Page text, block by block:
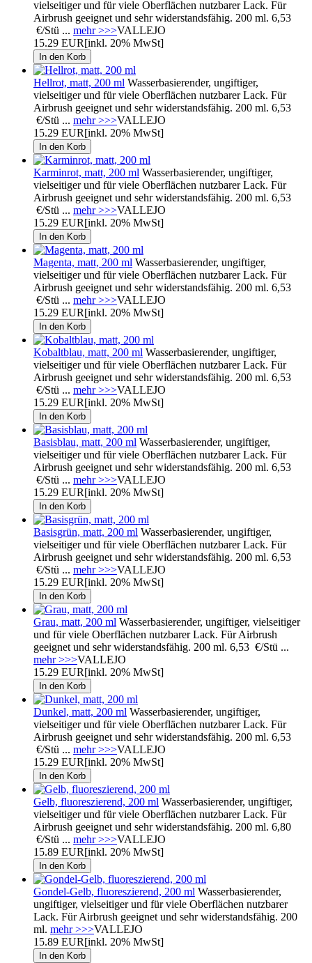
vielseitiger und für viele Oberflächen nutzbarer Lack. Für
Airbrush geeignet und sehr widerstandsfähig. 200 ml. 6,53
€/Stü ... mehr >>>VALLEJO
15.29 EUR[inkl. 20% MwSt]
Hellrot, matt, 200 ml Wasserbasierender, ungiftiger,
vielseitiger und für viele Oberflächen nutzbarer Lack. Für
Airbrush geeignet und sehr widerstandsfähig. 200 ml. 6,53
€/Stü ... mehr >>>VALLEJO
15.29 EUR[inkl. 20% MwSt]
Karminrot, matt, 200 ml Wasserbasierender, ungiftiger,
vielseitiger und für viele Oberflächen nutzbarer Lack. Für
Airbrush geeignet und sehr widerstandsfähig. 200 ml. 6,53
€/Stü ... mehr >>>VALLEJO
15.29 EUR[inkl. 20% MwSt]
Magenta, matt, 200 ml Wasserbasierender, ungiftiger,
vielseitiger und für viele Oberflächen nutzbarer Lack. Für
Airbrush geeignet und sehr widerstandsfähig. 200 ml. 6,53
€/Stü ... mehr >>>VALLEJO
15.29 EUR[inkl. 20% MwSt]
Kobaltblau, matt, 200 ml Wasserbasierender, ungiftiger,
vielseitiger und für viele Oberflächen nutzbarer Lack. Für
Airbrush geeignet und sehr widerstandsfähig. 200 ml. 6,53
€/Stü ... mehr >>>VALLEJO
15.29 EUR[inkl. 20% MwSt]
Basisblau, matt, 200 ml Wasserbasierender, ungiftiger,
vielseitiger und für viele Oberflächen nutzbarer Lack. Für
Airbrush geeignet und sehr widerstandsfähig. 200 ml. 6,53
€/Stü ... mehr >>>VALLEJO
15.29 EUR[inkl. 20% MwSt]
Basisgrün, matt, 200 ml Wasserbasierender, ungiftiger,
vielseitiger und für viele Oberflächen nutzbarer Lack. Für
Airbrush geeignet und sehr widerstandsfähig. 200 ml. 6,53
€/Stü ... mehr >>>VALLEJO
15.29 EUR[inkl. 20% MwSt]
Grau, matt, 200 ml Wasserbasierender, ungiftiger, vielseitiger
und für viele Oberflächen nutzbarer Lack. Für Airbrush
geeignet und sehr widerstandsfähig. 200 ml. 6,53 €/Stü ...
mehr >>>VALLEJO
15.29 EUR[inkl. 20% MwSt]
Dunkel, matt, 200 ml Wasserbasierender, ungiftiger,
vielseitiger und für viele Oberflächen nutzbarer Lack. Für
Airbrush geeignet und sehr widerstandsfähig. 200 ml. 6,53
€/Stü ... mehr >>>VALLEJO
15.29 EUR[inkl. 20% MwSt]
Gelb, fluoreszierend, 200 ml Wasserbasierender, ungiftiger,
vielseitiger und für viele Oberflächen nutzbarer Lack. Für
Airbrush geeignet und sehr widerstandsfähig. 200 ml. 6,80
€/Stü ... mehr >>>VALLEJO
15.89 EUR[inkl. 20% MwSt]
Gondel-Gelb, fluoreszierend, 200 ml Wasserbasierender,
ungiftiger, vielseitiger und für viele Oberflächen nutzbarer
Lack. Für Airbrush geeignet und sehr widerstandsfähig. 200
ml. mehr >>>VALLEJO
15.89 EUR[inkl. 20% MwSt]